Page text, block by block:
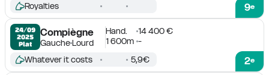
9e
Royalties
24/09
2025
Plat
Compiègne
GaucheLourd
Hand.
14 400 €
1 600m -
2e
Whatever it costs 5,9€